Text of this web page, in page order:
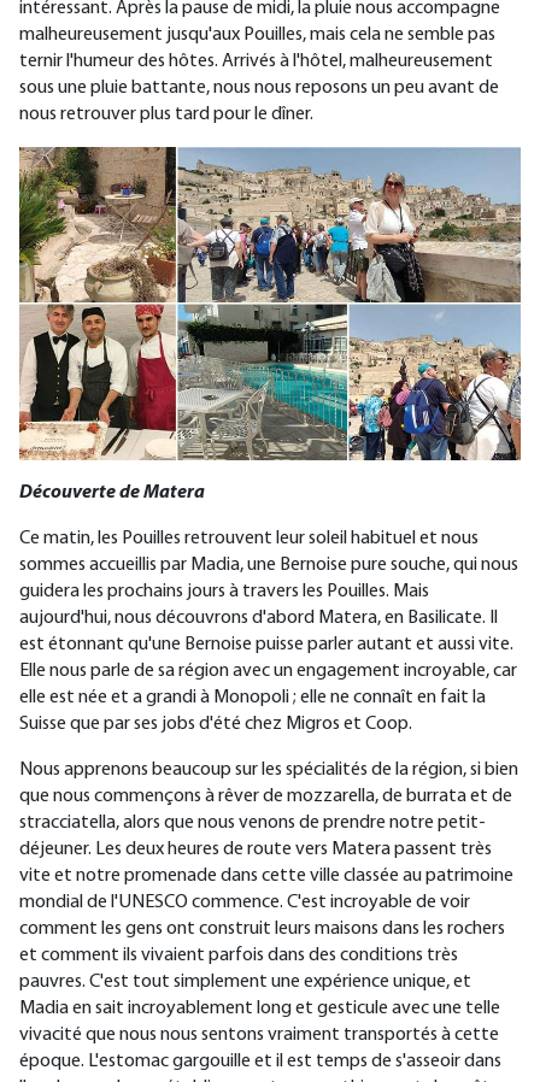
intéressant. Après la pause de midi, la pluie nous accompagne
malheureusement jusqu'aux Pouilles, mais cela ne semble pas
ternir l'humeur des hôtes. Arrivés à l'hôtel, malheureusement
sous une pluie battante, nous nous reposons un peu avant de
nous retrouver plus tard pour le dîner.
Découverte de Matera
Ce matin, les Pouilles retrouvent leur soleil habituel et nous
sommes accueillis par Madia, une Bernoise pure souche, qui nous
guidera les prochains jours à travers les Pouilles. Mais
aujourd'hui, nous découvrons d'abord Matera, en Basilicate. Il
est étonnant qu'une Bernoise puisse parler autant et aussi vite.
Elle nous parle de sa région avec un engagement incroyable, car
elle est née et a grandi à Monopoli ; elle ne connaît en fait la
Suisse que par ses jobs d'été chez Migros et Coop.
Nous apprenons beaucoup sur les spécialités de la région, si bien
que nous commençons à rêver de mozzarella, de burrata et de
stracciatella, alors que nous venons de prendre notre petit-
déjeuner. Les deux heures de route vers Matera passent très
vite et notre promenade dans cette ville classée au patrimoine
mondial de l'UNESCO commence. C'est incroyable de voir
comment les gens ont construit leurs maisons dans les rochers
et comment ils vivaient parfois dans des conditions très
pauvres. C'est tout simplement une expérience unique, et
Madia en sait incroyablement long et gesticule avec une telle
vivacité que nous nous sentons vraiment transportés à cette
époque. L'estomac gargouille et il est temps de s'asseoir dans